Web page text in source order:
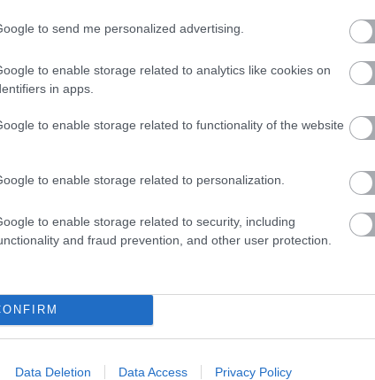
to send me personalized advertising.
to enable storage related to analytics like cookies on
in apps.
to enable storage related to functionality of the website
to enable storage related to personalization.
to enable storage related to security, including
and fraud prevention, and other user protection.
Data Deletion Data Access Privacy Policy
London
receptek
reklám
sütemény
tojásétel
ENSZ is
(